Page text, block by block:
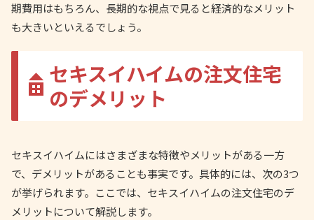
期費用はもちろん、長期的な視点で見ると経済的なメリット
も大きいといえるでしょう。
セキスイハイムの注文住宅
のデメリット
セキスイハイムにはさまざまな特徴やメリットがある一方
で、デメリットがあることも事実です。具体的には、次の3つ
が挙げられます。ここでは、セキスイハイムの注文住宅のデ
メリットについて解説します。